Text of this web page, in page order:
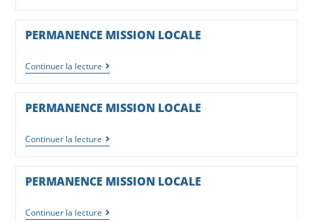
PERMANENCE MISSION LOCALE
Continuer la lecture
PERMANENCE MISSION LOCALE
Continuer la lecture
PERMANENCE MISSION LOCALE
Continuer la lecture